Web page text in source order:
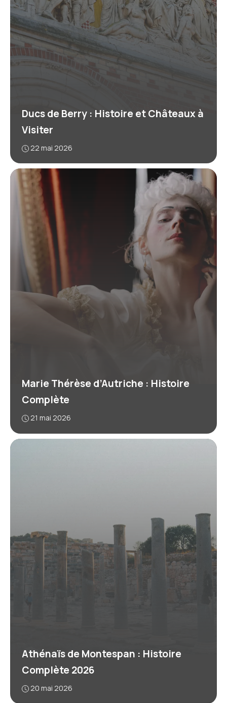
Ducs de Berry : Histoire et Châteaux à
Visiter
22 mai 2026
Marie Thérèse d’Autriche : Histoire
Complète
21 mai 2026
Athénaïs de Montespan : Histoire
Complète 2026
20 mai 2026